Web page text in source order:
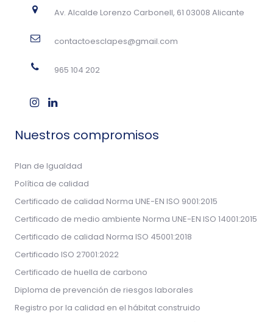
Av. Alcalde Lorenzo Carbonell, 61 03008 Alicante
contactoesclapes@gmail.com
965 104 202
Nuestros compromisos
Plan de Igualdad
Política de calidad
Certificado de calidad Norma UNE-EN ISO 9001:2015
Certificado de medio ambiente Norma UNE-EN ISO 14001:2015
Certificado de calidad Norma ISO 45001:2018
Certificado ISO 27001:2022
Certificado de huella de carbono
Diploma de prevención de riesgos laborales
Registro por la calidad en el hábitat construido